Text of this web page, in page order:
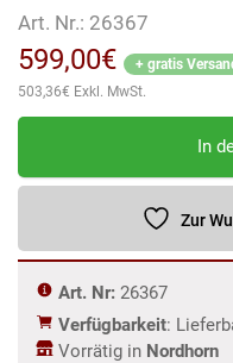
Art. Nr.: 26367
599,00€
+ gratis
503,36€ Exkl. MwSt.
Wandtisch
Teakholz
m
Menge
In
Zur
Art. Nr: 26367
Verfügbarkeit:
Vorrätig in Nordhorn